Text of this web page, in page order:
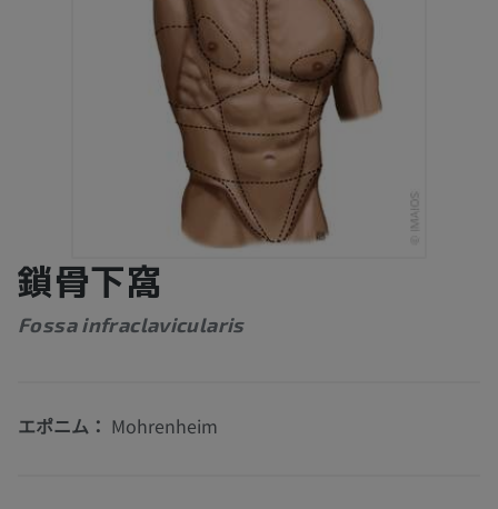
鎖骨下窩
Fossa infraclavicularis
エポニム： Mohrenheim